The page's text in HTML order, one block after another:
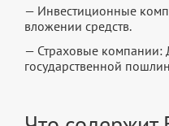
— Инвестиционные
вложении средств.
— Страховые компании:
государственной